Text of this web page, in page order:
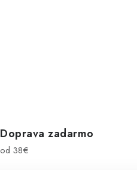
Doprava zadarmo
od 38€